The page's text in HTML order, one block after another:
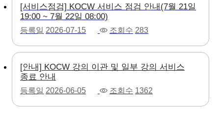
[서비스점검] KOCW 서비스 점검 안내(7월 21일
19:00 ~ 7월 22일 08:00)
등록일 2026-07-15 조회수 283
[안내] KOCW 강의 이관 및 일부 강의 서비스
종료 안내
등록일 2026-06-05 조회수 1362